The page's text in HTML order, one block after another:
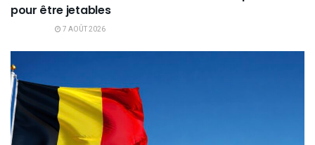
pour être jetables
7 AOÛT 2026